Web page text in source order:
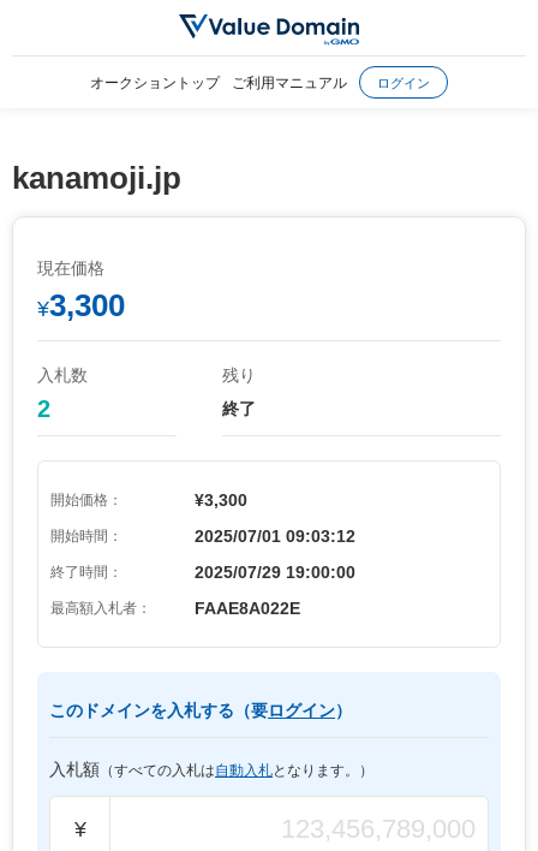
オークショントップ ご利用マニュアル ログイン
kanamoji.jp
現在価格
¥3,300
入札数
2
残り
終了
開始価格： ¥3,300
開始時間： 2025/07/01 09:03:12
終了時間： 2025/07/29 19:00:00
最高額入札者： FAAE8A022E
このドメインを入札する（要ログイン）
入札額 （すべての入札は自動入札となります。）
¥